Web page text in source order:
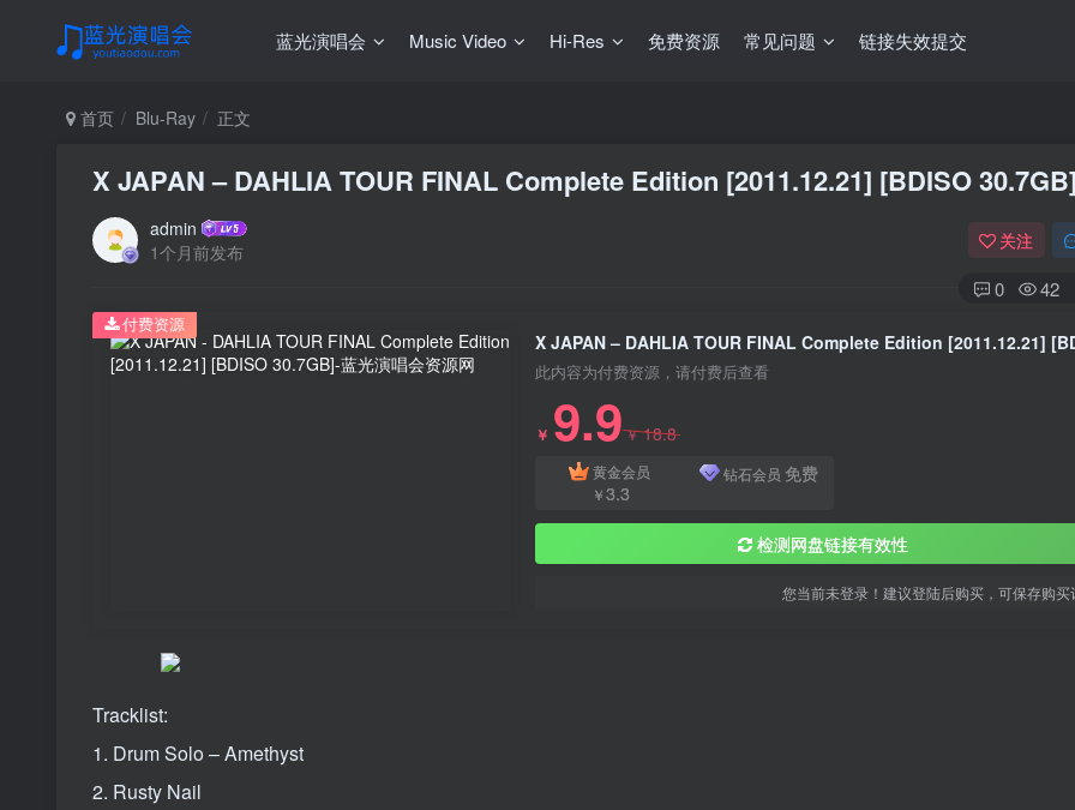
蓝光演唱会 Music Video Hi-Res 免费资源 常见问题 链接失效提交
首页 Blu-Ray 正文
X JAPAN – DAHLIA TOUR FINAL Complete Edition [2011.12.21] [BDISO
admin
1个月前发布
关注
0 42
此内容为付费资源，请付费后查看
￥ 9.9￥18.8
黄金会员
￥3.3
钻石会员 免费
检测网盘链接有效性
您当前未登录！建议登陆后购买，可保存购买
付费资源
Tracklist:
1. Drum Solo – Amethyst
2. Rusty Nail